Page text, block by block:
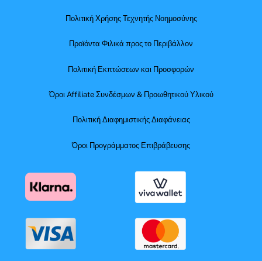
Πολιτική Χρήσης Τεχνητής Νοημοσύνης
Προϊόντα Φιλικά προς το Περιβάλλον
Πολιτική Εκπτώσεων και Προσφορών
Όροι Affiliate Συνδέσμων & Προωθητικού Υλικού
Πολιτική Διαφημιστικής Διαφάνειας
Όροι Προγράμματος Επιβράβευσης